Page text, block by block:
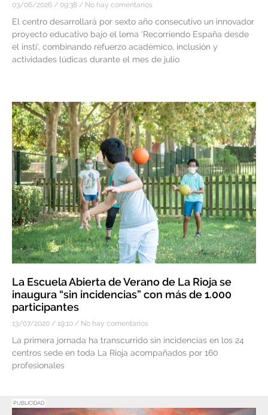
03/06/2026 09:38 No hay comentarios
El centro desarrollará por sexto año consecutivo un innovador
proyecto educativo bajo el lema ‘Recorriendo España desde
el insti’, combinando refuerzo académico, inclusión y
actividades lúdicas durante el mes de julio
La Escuela Abierta de Verano de La Rioja se
inaugura “sin incidencias” con más de 1.000
participantes
13/07/2020 19:10 No hay comentarios
La primera jornada ha transcurrido sin incidencias en los 24
centros sede en toda La Rioja acompañados por 160
profesionales
PUBLICIDAD